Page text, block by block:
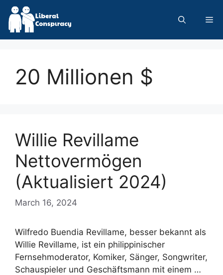
Skip
content
20 Millionen $
Willie Revillame
Nettovermögen
(Aktualisiert 2024)
March 16, 2024
Wilfredo Buendia Revillame, besser bekannt als
Willie Revillame, ist ein philippinischer
Fernsehmoderator, Komiker, Sänger, Songwriter,
Schauspieler und Geschäftsmann mit einem …